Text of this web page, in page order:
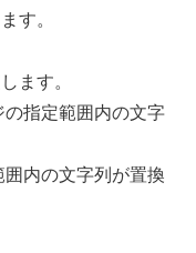
す。
す。
指定範囲内の文字
内の文字列が置換